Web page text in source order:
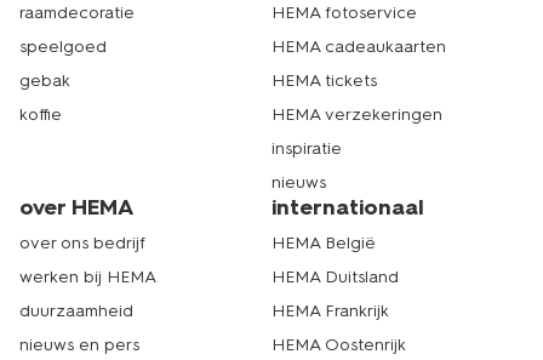
raamdecoratie
speelgoed
gebak
koffie
HEMA fotoservice
HEMA cadeaukaarten
HEMA tickets
HEMA verzekeringen
inspiratie
nieuws
over HEMA
over ons bedrijf
werken bij HEMA
duurzaamheid
nieuws en pers
internationaal
HEMA België
HEMA Duitsland
HEMA Frankrijk
HEMA Oostenrijk